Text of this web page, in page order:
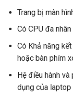
Trang bị màn
Có CPU đa
Có Khả năng
hoặc bàn phím
Hệ điều hành
dụng của laptop